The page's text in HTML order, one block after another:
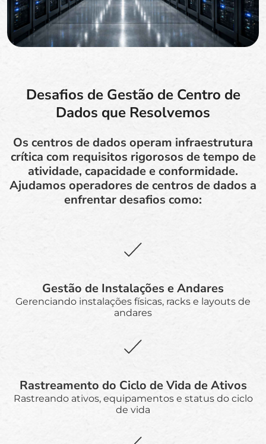
Desafios de Gestão de Centro de
Dados que Resolvemos
Os centros de dados operam infraestrutura
crítica com requisitos rigorosos de tempo de
atividade, capacidade e conformidade.
Ajudamos operadores de centros de dados a
enfrentar desafios como:
Gestão de Instalações e Andares
Gerenciando instalações físicas, racks e layouts de
andares
Rastreamento do Ciclo de Vida de Ativos
Rastreando ativos, equipamentos e status do ciclo
de vida